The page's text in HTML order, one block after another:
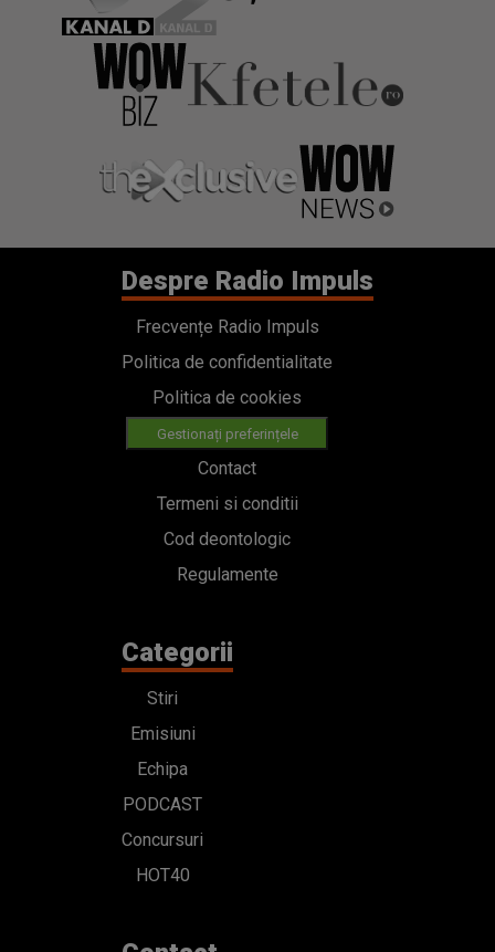
Despre Radio Impuls
Frecvențe Radio Impuls
Politica de confidentialitate
Politica de cookies
Gestionați preferințele
Contact
Termeni si conditii
Cod deontologic
Regulamente
Categorii
Stiri
Emisiuni
Echipa
PODCAST
Concursuri
HOT40